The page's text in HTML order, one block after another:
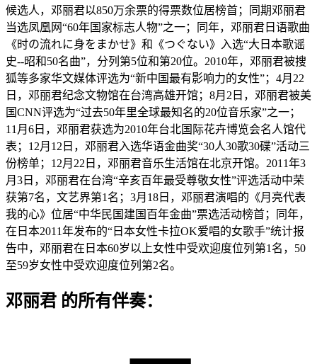
候选人，邓丽君以850万余票的得票数位居榜首；同期邓丽君
当选凤凰网“60年国家标志人物”之一；同年，邓丽君日语歌曲
《时の流れに身をまかせ》和《つぐない》入选“大日本歌谣
史--昭和50名曲”，分列第5位和第20位。2010年，邓丽君被搜
狐等多家华文媒体评选为“新中国最有影响力的女性”；4月22
日，邓丽君纪念文物馆在台湾高雄开馆；8月2日，邓丽君被美
国CNN评选为“过去50年里全球最知名的20位音乐家”之一；
11月6日，邓丽君获选为2010年台北国际花卉博览会名人馆代
表；12月12日，邓丽君入选华语金曲奖“30人30歌30碟”活动三
份榜单；12月22日，邓丽君音乐生活馆在北京开馆。2011年3
月3日，邓丽君在台湾“辛亥百年最受尊敬女性”评选活动中荣
获第7名，文艺界第1名；3月18日，邓丽君演唱的《月亮代表
我的心》位居“中华民国建国百年金曲”票选活动榜首；同年，
在日本2011年发布的“日本女性卡拉OK爱唱的女歌手”统计报
告中，邓丽君在日本60岁以上女性中受欢迎度位列第1名，50
至59岁女性中受欢迎度位列第2名。
邓丽君 的所有伴奏：